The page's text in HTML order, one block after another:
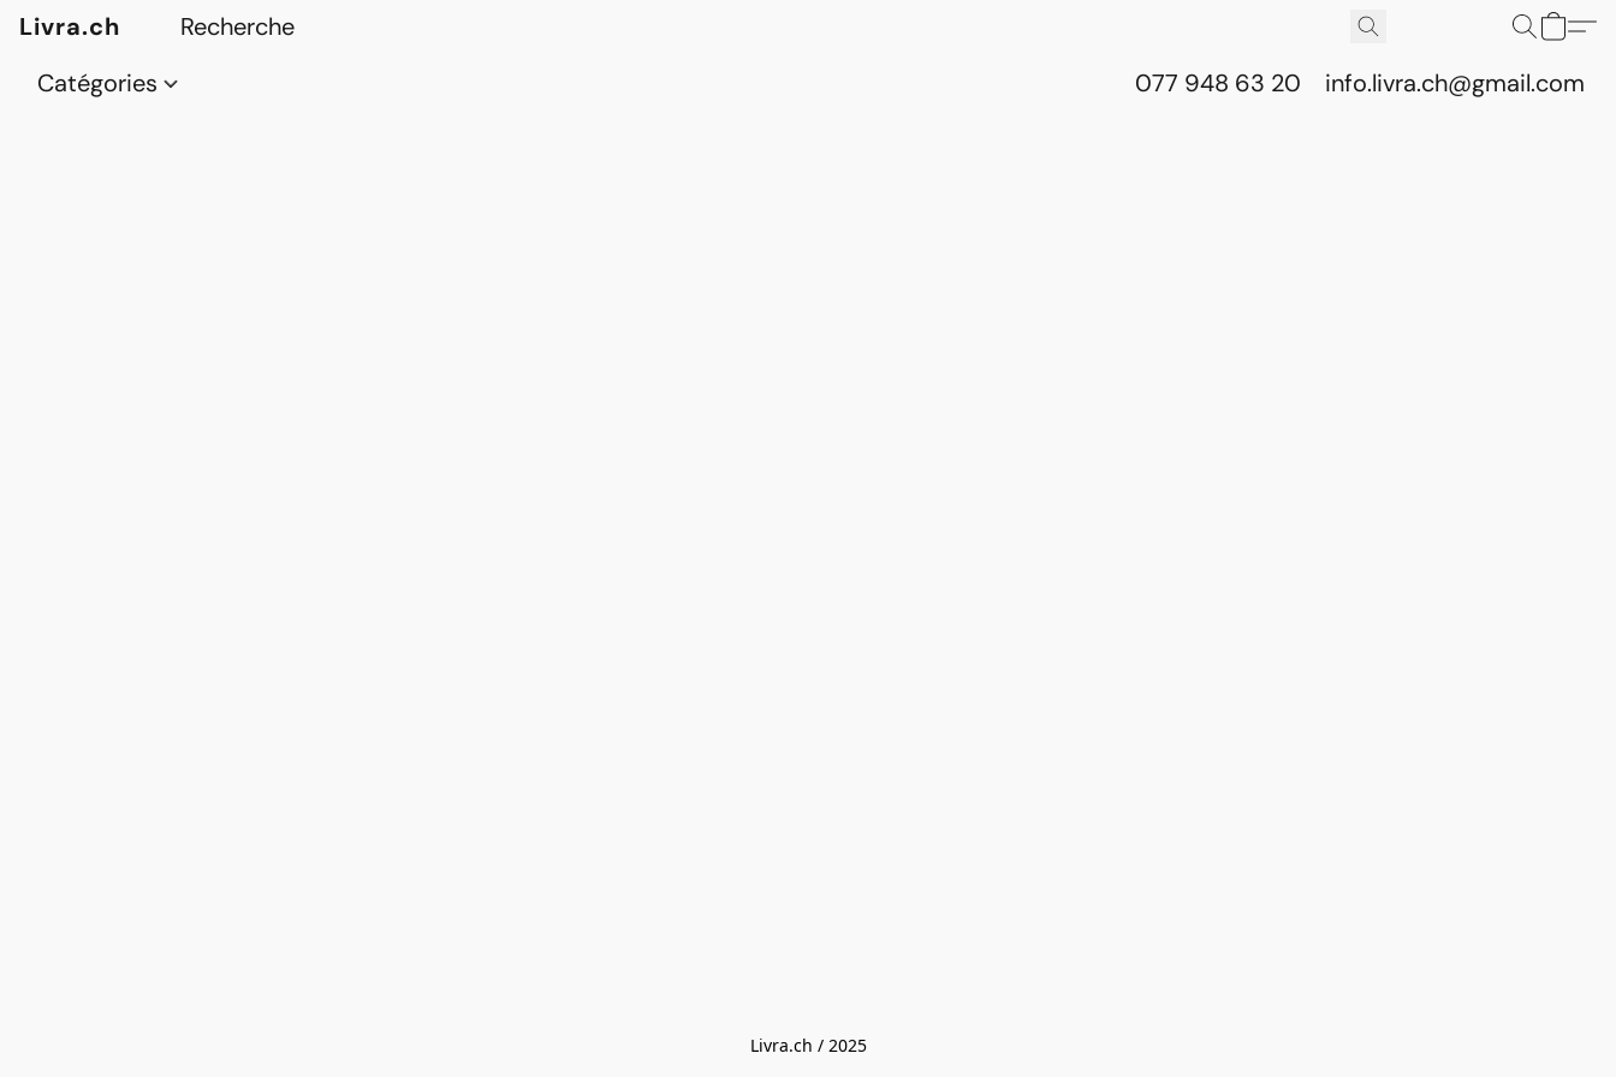
Livra.ch
Catégories
077 948 63 20 info.livra.ch@gmail.com
Livra.ch / 2025